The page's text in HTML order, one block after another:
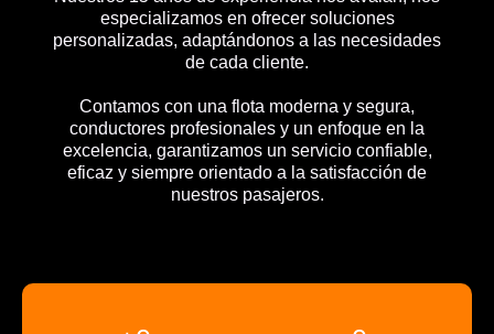
especializamos en ofrecer soluciones
personalizadas, adaptándonos a las necesidades
de cada cliente.
Contamos con una flota moderna y segura,
conductores profesionales y un enfoque en la
excelencia, garantizamos un servicio confiable,
eficaz y siempre orientado a la satisfacción de
nuestros pasajeros.